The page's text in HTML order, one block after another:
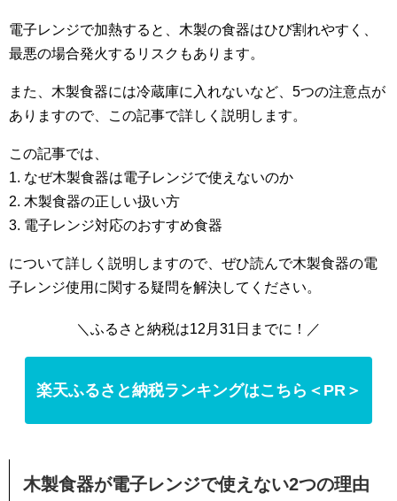
電子レンジで加熱すると、木製の食器はひび割れやすく、
最悪の場合発火するリスクもあります。
また、木製食器には冷蔵庫に入れないなど、5つの注意点が
ありますので、この記事で詳しく説明します。
この記事では、
1. なぜ木製食器は電子レンジで使えないのか
2. 木製食器の正しい扱い方
3. 電子レンジ対応のおすすめ食器
について詳しく説明しますので、ぜひ読んで木製食器の電
子レンジ使用に関する疑問を解決してください。
＼ふるさと納税は12月31日までに！／
楽天ふるさと納税ランキングはこちら＜PR＞
木製食器が電子レンジで使えない2つの理由